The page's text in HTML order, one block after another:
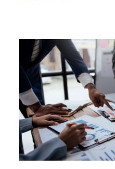
–
Edición
Pádel
Empresarial